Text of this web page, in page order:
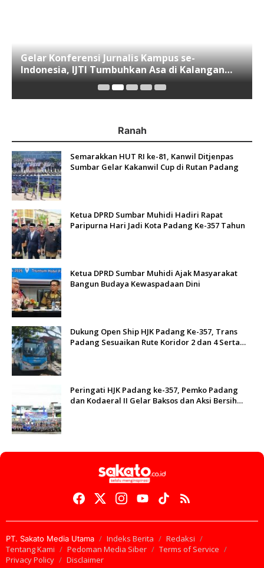
Gelar Konferensi Jurnalis Kampus se-
Indonesia, IJTI Tumbuhkan Asa di Kalangan
Jurnalis Muda di Era Disruspi Digital
Ranah
Semarakkan HUT RI ke-81, Kanwil Ditjenpas
Sumbar Gelar Kakanwil Cup di Rutan Padang
Ketua DPRD Sumbar Muhidi Hadiri Rapat
Paripurna Hari Jadi Kota Padang Ke-357 Tahun
Ketua DPRD Sumbar Muhidi Ajak Masyarakat
Bangun Budaya Kewaspadaan Dini
Dukung Open Ship HJK Padang Ke-357, Trans
Padang Sesuaikan Rute Koridor 2 dan 4 Serta
Peringati HJK Padang ke-357, Pemko Padang
dan Kodaeral II Gelar Baksos dan Aksi Bersih
PT. Sakato Media Utama Indeks Berita
Redaksi
Tentang Kami
Pedoman Media Siber
Terms of Service
Privacy Policy
Disclaimer